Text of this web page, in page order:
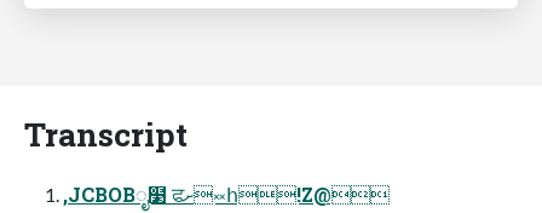
Transcript
,JCBOBೖ໳ ਫށ༞հ!Z@